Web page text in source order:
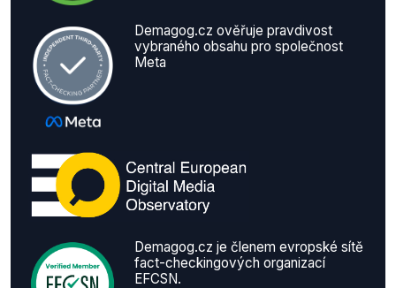
Demagog.cz ověřuje pravdivost
vybraného obsahu pro společnost
Meta
Demagog.cz je členem evropské sítě
fact-checkingových organizací
EFCSN.